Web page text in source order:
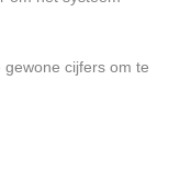
cijfers om te